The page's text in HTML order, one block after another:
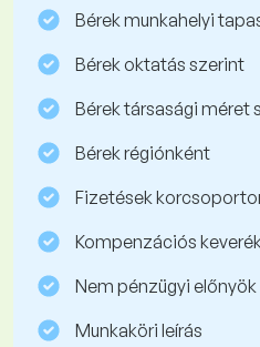
Bérek munkahelyi
Bérek oktatás szerint
Bérek társasági méret
Bérek régiónként
Fizetések
Kompenzációs keverék
Nem pénzügyi előnyök
Munkaköri leírás